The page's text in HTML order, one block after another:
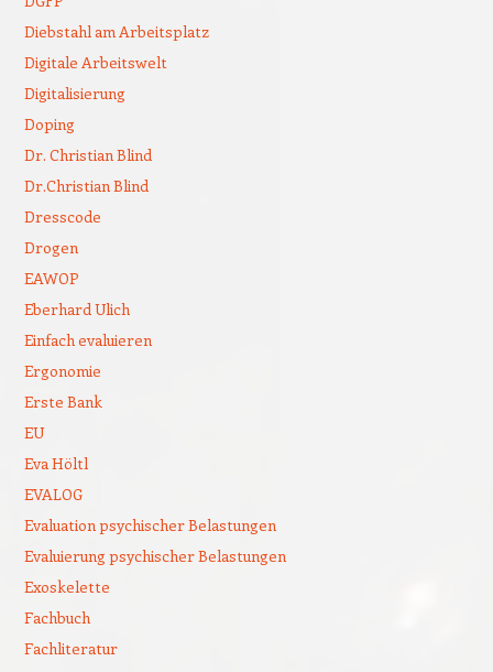
Diebstahl am Arbeitsplatz
Digitale Arbeitswelt
Digitalisierung
Doping
Dr. Christian Blind
Dr.Christian Blind
Dresscode
Drogen
EAWOP
Eberhard Ulich
Einfach evaluieren
Ergonomie
Erste Bank
EU
Eva Höltl
EVALOG
Evaluation psychischer Belastungen
Evaluierung psychischer Belastungen
Exoskelette
Fachbuch
Fachliteratur